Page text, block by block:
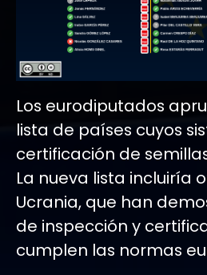
Los eurodiputados
lista de países cuyos
certificación de
La nueva lista incluiría
Ucrania, que han
de inspección y
cumplen las normas